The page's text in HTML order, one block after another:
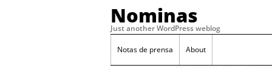
Nominas
Just another WordPress weblog
Notas de prensa About
Desempleo Colombia